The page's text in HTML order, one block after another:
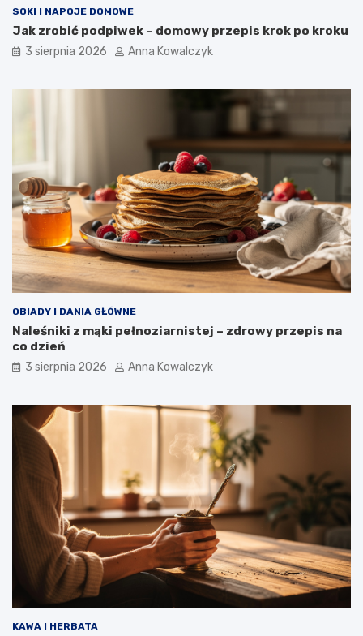
SOKI I NAPOJE DOMOWE
Jak zrobić podpiwek – domowy przepis krok po kroku
3 sierpnia 2026 Anna Kowalczyk
OBIADY I DANIA GŁÓWNE
Naleśniki z mąki pełnoziarnistej – zdrowy przepis na
co dzień
3 sierpnia 2026 Anna Kowalczyk
KAWA I HERBATA